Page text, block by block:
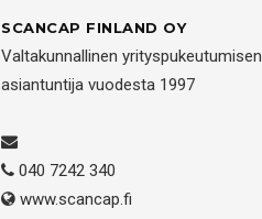
SCANCAP FINLAND OY
Valtakunnallinen yrityspukeutumisen
asiantuntija vuodesta 1997
040 7242 340
www.scancap.fi